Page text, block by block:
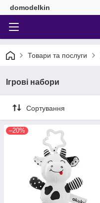
domodelkin
Товари та послуги
Ігрові набори
Сортування
–20%